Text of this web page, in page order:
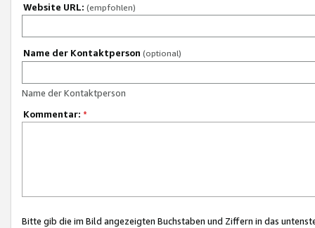
Website URL: (empfohlen)
Name der Kontaktperson (optional)
Name der Kontaktperson
Kommentar: *
Bitte gib die im Bild angezeigten Buchstaben und Ziffern in das